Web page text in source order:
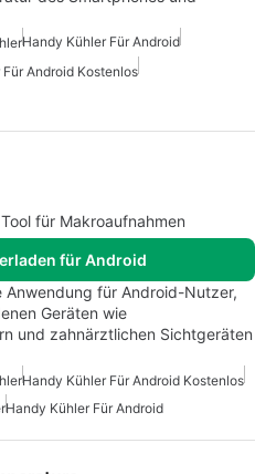
Handy Kühler Für Android
Android Kostenlos
für Makroaufnahmen
für Android
Anwendung für Android-Nutzer,
Geräten wie
und zahnärztlichen Sichtgeräten
Handy Kühler Für Android Kostenlos
Handy Kühler Für Android